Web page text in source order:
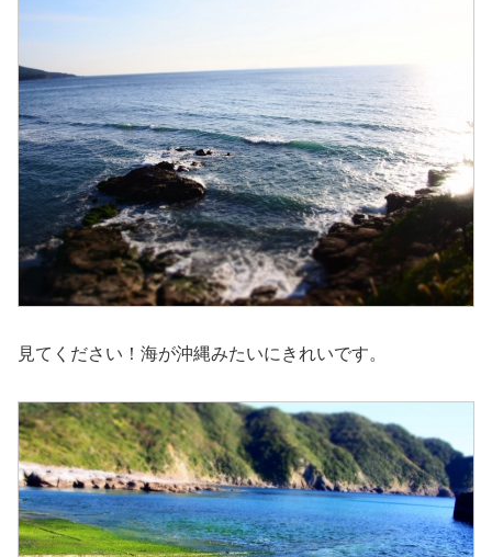
見てください！海が沖縄みたいにきれいです。